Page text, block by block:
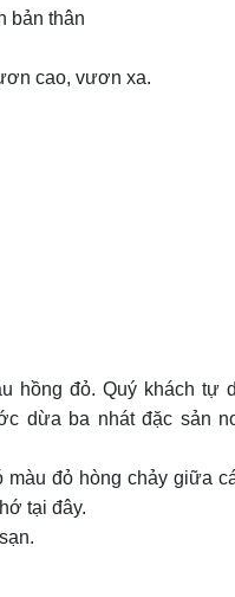
bản thân
cao, vươn xa.
hồng đỏ. Quý khách tự
dừa ba nhát đặc sản
đỏ hòng chảy giữa
tại đây.